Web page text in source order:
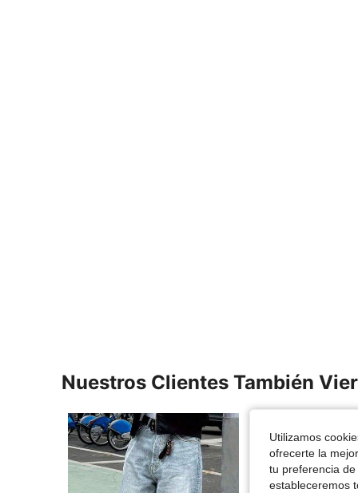
Nuestros Clientes También
Utilizamos
ofrecerte la
tu preferencia
estableceremos